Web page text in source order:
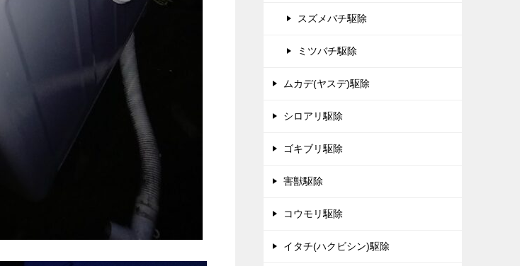
スズメバチ駆除
ミツバチ駆除
ムカデ(ヤスデ)駆除
シロアリ駆除
ゴキブリ駆除
害獣駆除
コウモリ駆除
イタチ(ハクビシン)駆除